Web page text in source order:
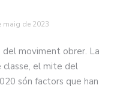
maig de 2023
moviment obrer. La
classe, el mite del
són factors que han